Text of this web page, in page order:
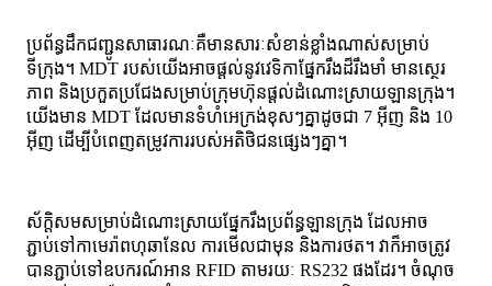
ប្រព័ន្ធដឹកជញ្ជូនសាធារណៈគឺមានសារៈសំខាន់ខ្លាំងណាស់សម្រាប់
ទីក្រុង។ MDT របស់យើងអាចផ្តល់នូវវេទិកាផ្នែករឹងដ៏រឹងមាំ មានស្ថេរ
ភាព និងប្រកួតប្រជែងសម្រាប់ក្រុមហ៊ុនផ្តល់ដំណោះស្រាយឡានក្រុង។
យើងមាន MDT ដែលមានទំហំអេក្រង់ខុសៗគ្នាដូចជា 7 អ៊ីញ និង 10
អ៊ីញ ដើម្បីបំពេញតម្រូវការរបស់អតិថិជនផ្សេងៗគ្នា។
ស័ក្តិសមសម្រាប់ដំណោះស្រាយផ្នែករឹងប្រព័ន្ធឡានក្រុង ដែលអាច
ភ្ជាប់ទៅកាមេរ៉ាពហុឆានែល ការមើលជាមុន និងការថត។ វាក៏អាចត្រូវ
បានភ្ជាប់ទៅឧបករណ៍អាន RFID តាមរយៈ RS232 ផងដែរ។ ចំណុច